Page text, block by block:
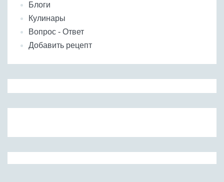
Блоги
Кулинары
Вопрос - Ответ
Добавить рецепт